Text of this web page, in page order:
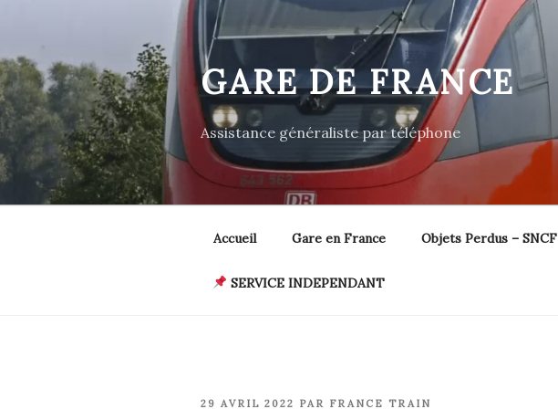
contenu
principal
GARE DE FRANCE
Assistance généraliste par téléphone
Accueil Gare en France Objets Perdus – SNCF
SERVICE INDEPENDANT
PUBLIÉ
29 AVRIL 2022 PAR FRANCE TRAIN